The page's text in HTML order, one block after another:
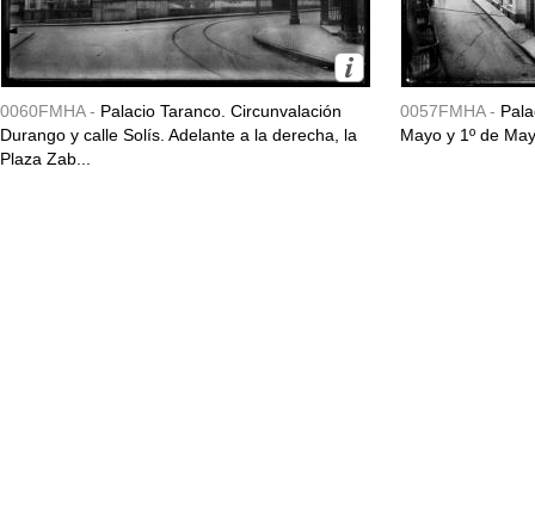
0060FMHA - Palacio Taranco. Circunvalación
Durango y calle Solís. Adelante a la derecha, la
Plaza Zab...
0057FMHA -
Mayo y 1º de